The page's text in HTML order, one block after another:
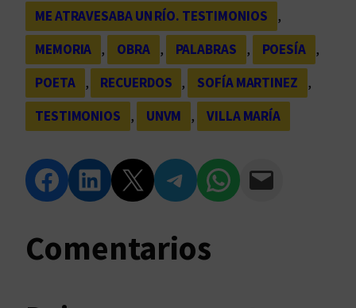
ME ATRAVESABA UN RÍO. TESTIMONIOS
,
MEMORIA
, OBRA , PALABRAS , POESÍA
,
POETA
, RECUERDOS , SOFÍA MARTINEZ
,
TESTIMONIOS
, UNVM , VILLA MARÍA
Compartir en Facebook Compartir en LinkedIn Compartir en Twitter Compartir en Telegram Compartir en WhatsApp Compartir vía Email
Comentarios